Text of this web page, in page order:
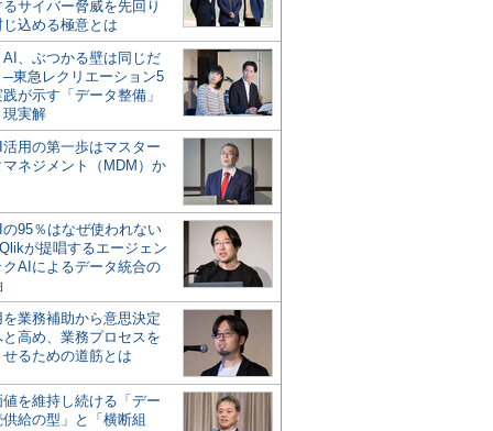
サイバー脅威を先回り
込める極意とは
、ぶつかる壁は同じだ
─東急レクリエーション5
が示す「データ整備」
現実解
用の第一歩はマスター
マネジメント（MDM）か
95％はなぜ使われない
が提唱するエージェン
クAIによるデータ統合の
業務補助から意思決定
高め、業務プロセスを
るための道筋とは
を維持し続ける「デー
給の型」と「横断組